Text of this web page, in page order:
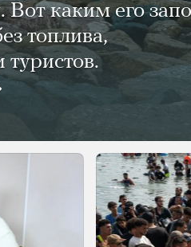
каким его
топлива,
туристов.